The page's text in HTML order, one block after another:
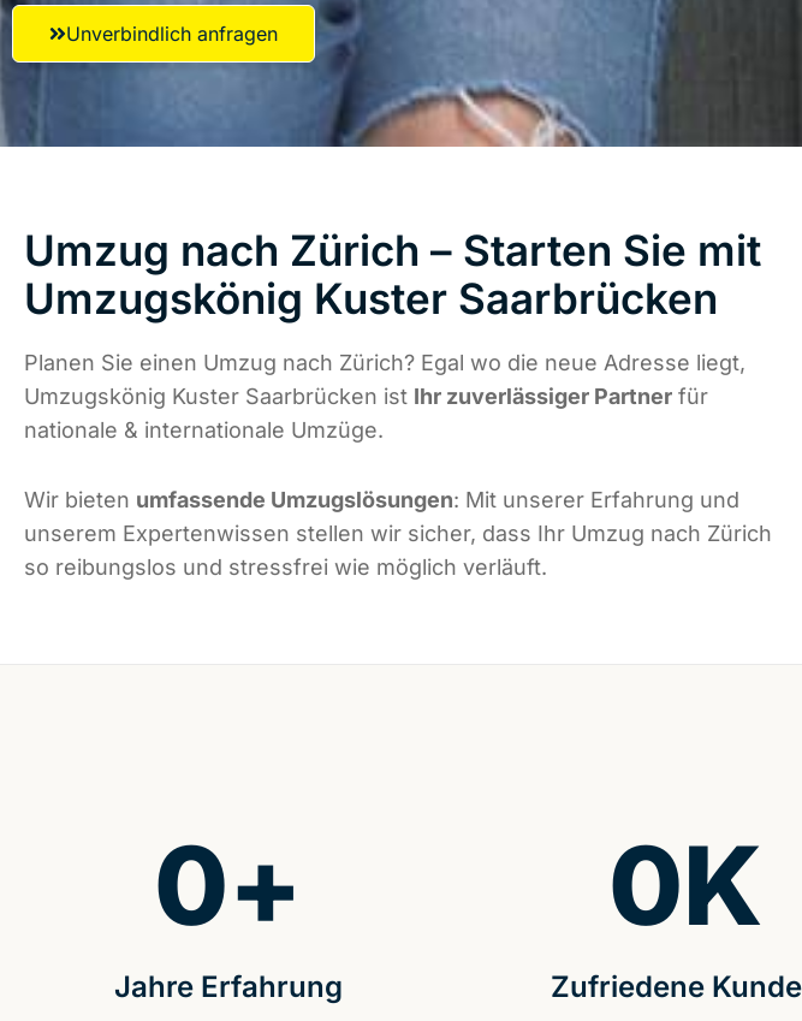
Unverbindlich anfragen
Umzug nach Zürich – Starten Sie mit
Umzugskönig Kuster Saarbrücken
Planen Sie einen Umzug nach Zürich? Egal wo die neue Adresse liegt,
Umzugskönig Kuster Saarbrücken ist Ihr zuverlässiger Partner für
nationale & internationale Umzüge.
Wir bieten umfassende Umzugslösungen: Mit unserer Erfahrung und
unserem Expertenwissen stellen wir sicher, dass Ihr Umzug nach Zürich
so reibungslos und stressfrei wie möglich verläuft.
Jahre Erfahrung
0+
Zufriedene
0K